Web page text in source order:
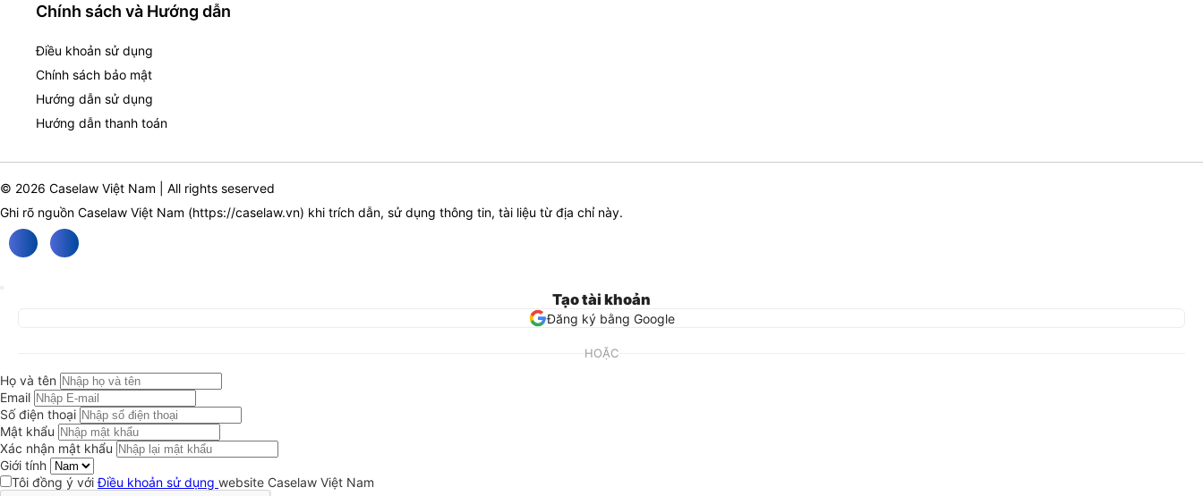
Chính sách và Hướng dẫn
Điều khoản sử dụng
Chính sách bảo mật
Hướng dẫn sử dụng
Hướng dẫn thanh toán
© 2026 Caselaw Việt Nam | All rights seserved
Ghi rõ nguồn Caselaw Việt Nam (https://caselaw.vn) khi trích dẫn, sử dụng thông tin, tài liệu từ địa chỉ này.
Tạo tài khoản
Đăng ký bằng Google
HOẶC
Họ và tên
Email
Số điện thoại
Mật khẩu
Xác nhận mật khẩu
Giới tính
Tôi đồng ý vớiĐiều khoản sử dụng website Caselaw Việt Nam